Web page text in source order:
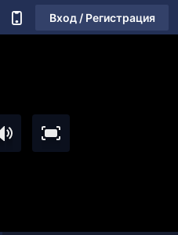
Вход / Регистрация